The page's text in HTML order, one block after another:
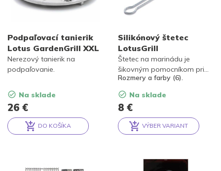
Podpaľovací tanierik
Lotus GardenGrill XXL
26 €
Nerezový tanierik na
podpaľovanie.
Na sklade
DO KOŠÍKA
Silikónový štetec
LotusGrill
8 €
Štetec na marinádu je
šikovným pomocníkom pri
grilovaní.
Rozmery a farby (6).
Na sklade
VÝBER VARIANT